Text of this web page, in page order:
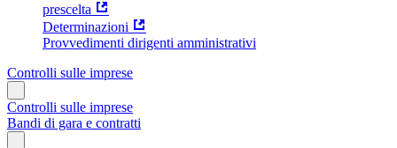
prescelta
Determinazioni
Provvedimenti dirigenti amministrativi
Controlli sulle imprese
Controlli sulle imprese
Bandi di gara e contratti